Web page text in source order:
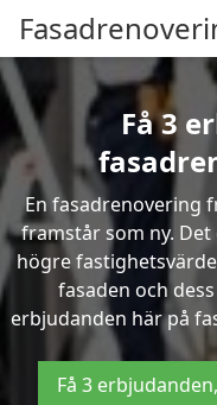
Få 3
En fasadrenovering
framstår som ny.
högre
fasaden och
erbjudanden här på
Få 3